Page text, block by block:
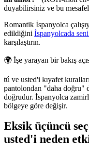
duyabilirsiniz ve bu
Romantik İspanyolca
edildiğini İspanyolcada
karşılaştırın.
🌍 İşe yarayan bir bakış
tú ve usted'i kıyafet
pantolondan "daha doğru"
doğrudur. İspanyolca
bölgeye göre değişir.
Eksik üçüncü
usted'i neden